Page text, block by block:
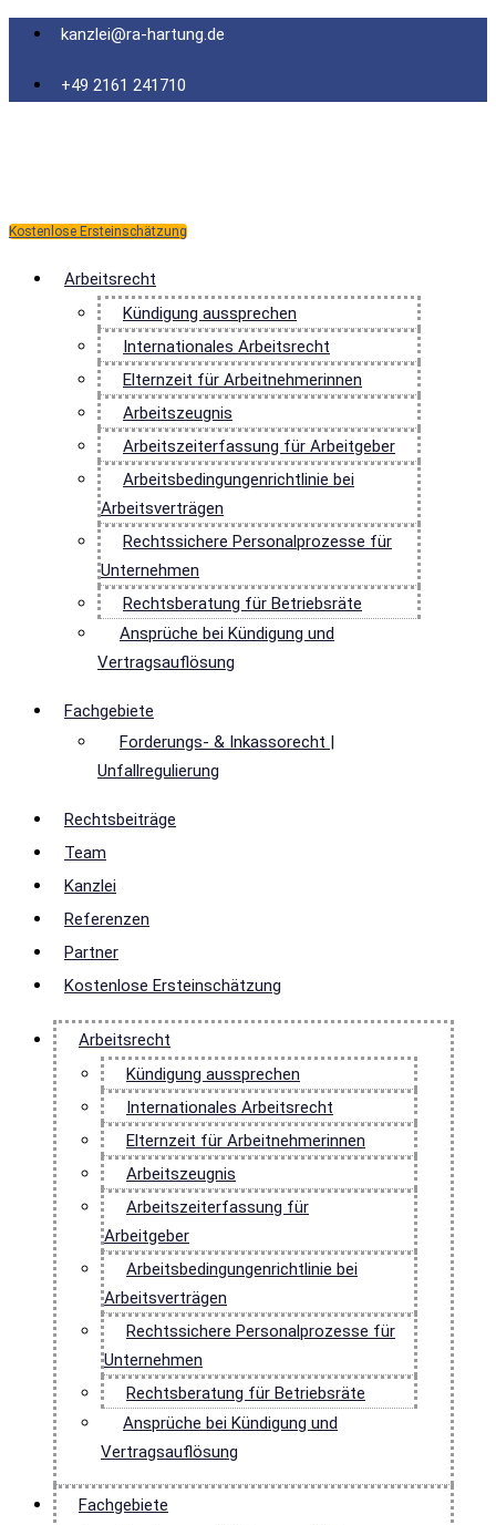
Zum
springen
kanzlei@ra-hartung.de
+49 2161 241710
Kostenlose Ersteinschätzung
Arbeitsrecht
Kündigung aussprechen
Internationales Arbeitsrecht
Elternzeit für Arbeitnehmerinnen
Arbeitszeugnis
Arbeitszeiterfassung für Arbeitgeber
Arbeitsbedingungenrichtlinie bei
Arbeitsverträgen
Rechtssichere Personalprozesse für
Unternehmen
Rechtsberatung für Betriebsräte
Ansprüche bei Kündigung und
Vertragsauflösung
Fachgebiete
Forderungs- & Inkassorecht |
Unfallregulierung
Rechtsbeiträge
Team
Kanzlei
Referenzen
Partner
Kostenlose Ersteinschätzung
Arbeitsrecht
Kündigung aussprechen
Internationales Arbeitsrecht
Elternzeit für Arbeitnehmerinnen
Arbeitszeugnis
Arbeitszeiterfassung für
Arbeitgeber
Arbeitsbedingungenrichtlinie bei
Arbeitsverträgen
Rechtssichere Personalprozesse für
Unternehmen
Rechtsberatung für Betriebsräte
Ansprüche bei Kündigung und
Vertragsauflösung
Fachgebiete